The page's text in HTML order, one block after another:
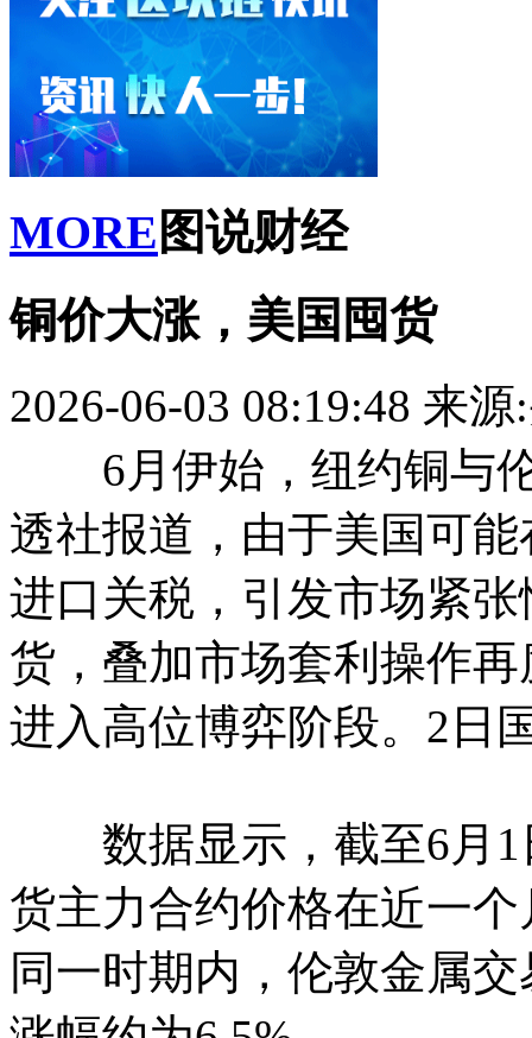
MORE 图说财经
铜价大涨，美国囤货
2026-06-03 08:19:48 来源
6月伊始，纽约铜与伦
透社报道，由于美国可
进口关税，引发市场紧
货，叠加市场套利操作
进入高位博弈阶段。2日
数据显示，截至6月1
货主力合约价格在近一
同一时期内，伦敦金属